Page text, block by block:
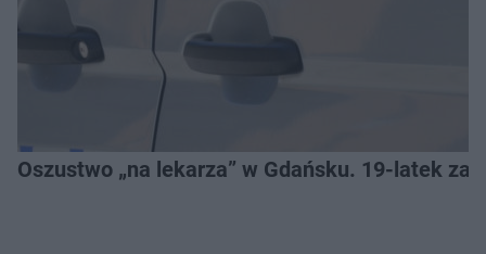
Oszustwo „na lekarza” w Gdańsku. 19-latek